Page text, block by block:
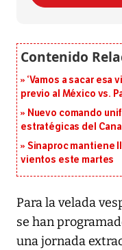
‘Vamos a sacar esa
previo al México vs.
Nuevo comando
estratégicas del
Sinaproc mantiene
vientos este martes
Para la velada
se han
una jornada